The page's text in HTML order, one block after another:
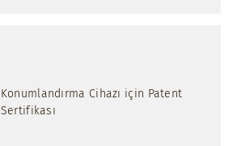
Konumlandırma Cihazı için Patent
Sertifikası